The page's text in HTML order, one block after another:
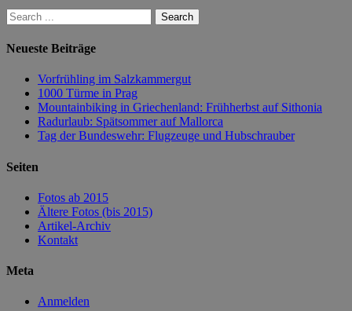
Neueste Beiträge
Vorfrühling im Salzkammergut
1000 Türme in Prag
Mountainbiking in Griechenland: Frühherbst auf Sithonia
Radurlaub: Spätsommer auf Mallorca
Tag der Bundeswehr: Flugzeuge und Hubschrauber
Seiten
Fotos ab 2015
Ältere Fotos (bis 2015)
Artikel-Archiv
Kontakt
Meta
Anmelden